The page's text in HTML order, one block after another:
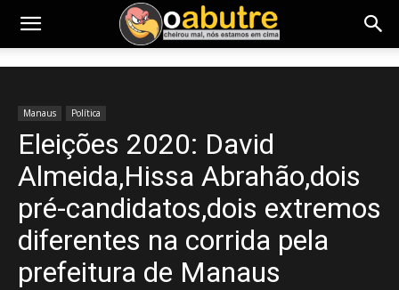
Manaus Política
Eleições 2020: David
Almeida,Hissa Abrahão,dois
pré-candidatos,dois extremos
diferentes na corrida pela
prefeitura de Manaus